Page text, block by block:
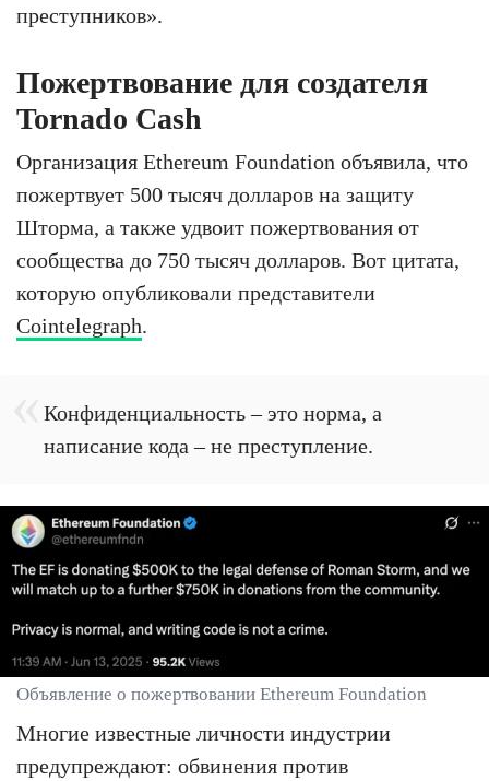
преступников».
Пожертвование для создателя
Tornado Cash
Организация Ethereum Foundation объявила, что
пожертвует 500 тысяч долларов на защиту
Шторма, а также удвоит пожертвования от
сообщества до 750 тысяч долларов. Вот цитата,
которую опубликовали представители
Cointelegraph.
Конфиденциальность – это норма, а
написание кода – не преступление.
Объявление о пожертвовании Ethereum Foundation
Многие известные личности индустрии
предупреждают: обвинения против